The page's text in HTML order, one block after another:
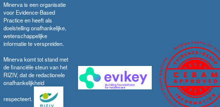
Minerva is een organisatie
voor Evidence-Based
Practice en heeft als
doelstelling onafhankelijke,
wetenschappelijke
informatie te verspreiden.
Minerva komt tot stand met
de financiële steun van het
RIZIV, dat de redactionele
onafhankelijkheid
respecteert.